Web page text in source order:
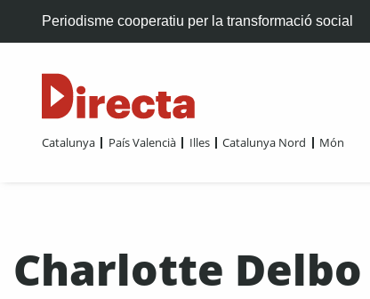
Periodisme cooperatiu per la transformació social
Catalunya País Valencià Illes Catalunya Nord Món
Charlotte Delbo